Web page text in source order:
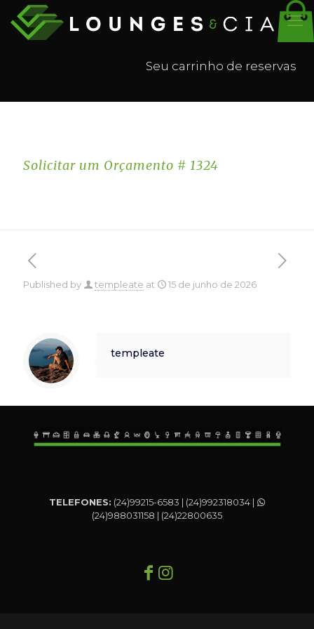
Seu carrinho de reservas
Solicitar um Orçamento # 1324
Published by templeate at 15 de junho de 2026
templeate
TELEFONES: (24)99215-6583 | (24)992318034 |
(24)988031158 | (24)22800635